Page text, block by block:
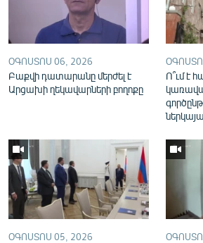
Русский
ՀԵՏԵՎԵՔ ՄԵԶ
«Ազատության» բոլոր կայքերը
ՕԳՈՍՏՈՍ 06, 2026
Բաքվի դատարանը մերժել է
Արցախի ղեկավարների բողոքը
Ո՞ւմ է
ՕԳՈՍՏՈՍ 05, 2026